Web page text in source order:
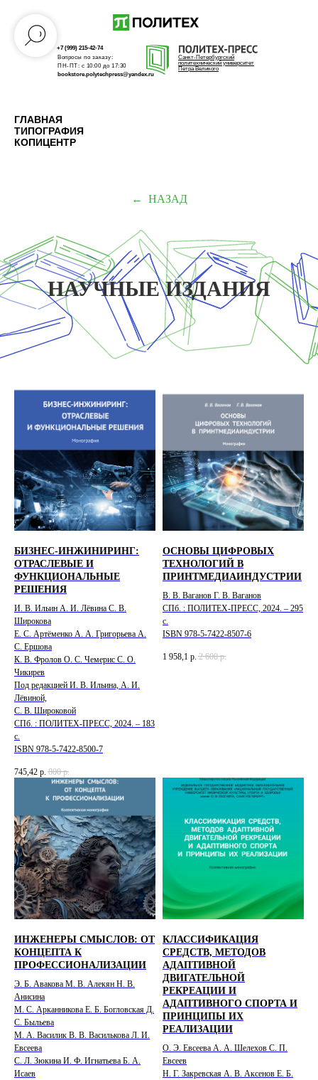
+7 (999) 215-42-74
Вопросы по заказу:
ПН-ПТ: с 10:00 до 17:30
bookstore.polytechpress@yandex.ru
Санкт-Петербургский
политехнический университет
Петра Великого
ГЛАВНАЯ
ТИПОГРАФИЯ
КОПИЦЕНТР
НАЗАД
НАУЧНЫЕ ИЗДАНИЯ
БИЗНЕС-ИНЖИНИРИНГ:
ОТРАСЛЕВЫЕ И
ФУНКЦИОНАЛЬНЫЕ
РЕШЕНИЯ
И. В. Ильин А. И. Лёвина С. В.
Широкова
Е. С. Артёменко А. А. Григорьева А.
С. Ершова
К. В. Фролов О. С. Чемерис С. О.
Чикирев
Под редакцией И. В. Ильина, А. И.
Лёвиной,
С. В. Широковой
СПб. : ПОЛИТЕХ-ПРЕСС, 2024. – 183
с.
ISBN 978-5-7422-8500-7
745,42 р. 800 р.
ОСНОВЫ ЦИФРОВЫХ
ТЕХНОЛОГИЙ В
ПРИНТМЕДИАИНДУСТРИИ
В. В. Ваганов Г. В. Ваганов
СПб. : ПОЛИТЕХ-ПРЕСС, 2024. – 295
с.
ISBN 978-5-7422-8507-6
1 958,1 р. 2 600 р.
ИНЖЕНЕРЫ СМЫСЛОВ: ОТ
КОНЦЕПТА К
ПРОФЕССИОНАЛИЗАЦИИ
Э. Б. Авакова М. В. Алекян Н. В.
Анисина
М. С. Арканникова Е. Б. Богловская Д.
С. Быльева
М. А. Василик В. В. Василькова Л. И.
Евсеева
С. Л. Зюкина И. Ф. Игнатьева Б. А.
Исаев
КЛАССИФИКАЦИЯ
СРЕДСТВ, МЕТОДОВ
АДАПТИВНОЙ
ДВИГАТЕЛЬНОЙ
РЕКРЕАЦИИ И
АДАПТИВНОГО СПОРТА И
ПРИНЦИПЫ ИХ
РЕАЛИЗАЦИИ
О. Э. Евсеева А. А. Шелехов С. П.
Евсеев
Н. Г. Закревская А. В. Аксенов Е. Б.